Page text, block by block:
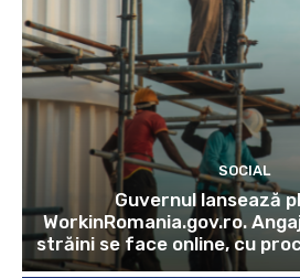
SOCIAL
Guvernul lansează
WorkinRomania.gov.ro.
străini se face online, cu